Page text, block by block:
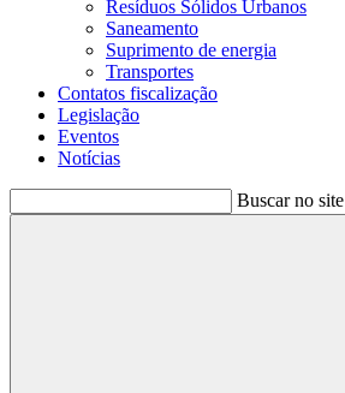
Resíduos Sólidos Urbanos
Saneamento
Suprimento de energia
Transportes
Contatos fiscalização
Legislação
Eventos
Notícias
Buscar no site